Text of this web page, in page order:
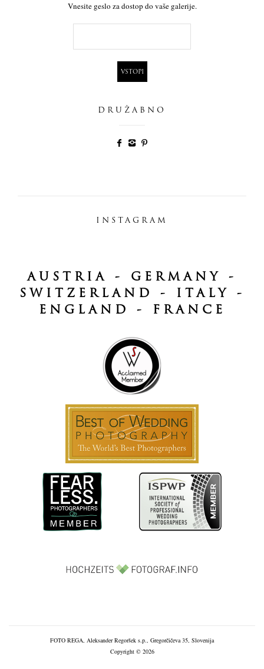
Vnesite geslo za dostop do vaše galerije.
DRUŽABNO
INSTAGRAM
AUSTRIA - GERMANY -
SWITZERLAND - ITALY -
ENGLAND - FRANCE
FOTO REGA, Aleksander Regoršek s.p., Gregorčičeva 35, Slovenija
Copyright © 2026